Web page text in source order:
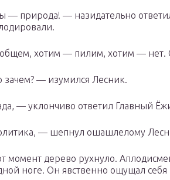
природа! — назидательно
хотим — пилим, хотим — нет.
— изумился Лесник.
— уклончиво ответил Главный
— шепнул ошашлелому
момент дерево рухнуло.
ноге. Он явственно ощущал